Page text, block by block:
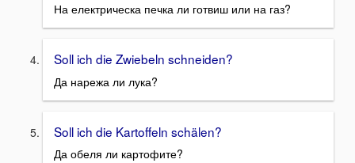
На електрическа печка ли готвиш или на газ?
Soll ich die Zwiebeln schneiden?
Да нарежа ли лука?
Soll ich die Kartoffeln schälen?
Да обеля ли картофите?